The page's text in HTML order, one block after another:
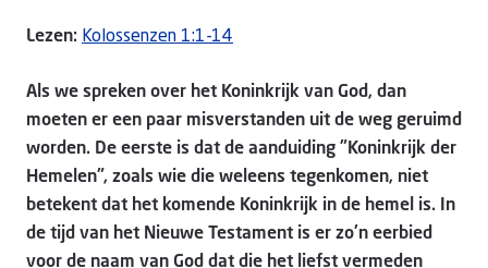
Lezen: Kolossenzen 1:1-14
Als we spreken over het Koninkrijk van God, dan
moeten er een paar misverstanden uit de weg geruimd
worden. De eerste is dat de aanduiding "Koninkrijk der
Hemelen", zoals wie die weleens tegenkomen, niet
betekent dat het komende Koninkrijk in de hemel is. In
de tijd van het Nieuwe Testament is er zo'n eerbied
voor de naam van God dat die het liefst vermeden